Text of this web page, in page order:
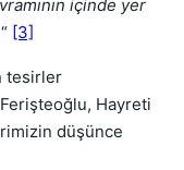
içinde yer
“ [3]
tesirler
Hayreti
düşünce